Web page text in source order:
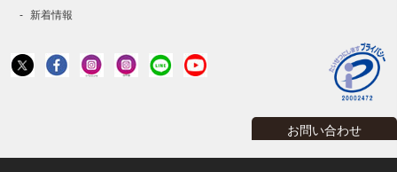
新着情報
お問い合わせ